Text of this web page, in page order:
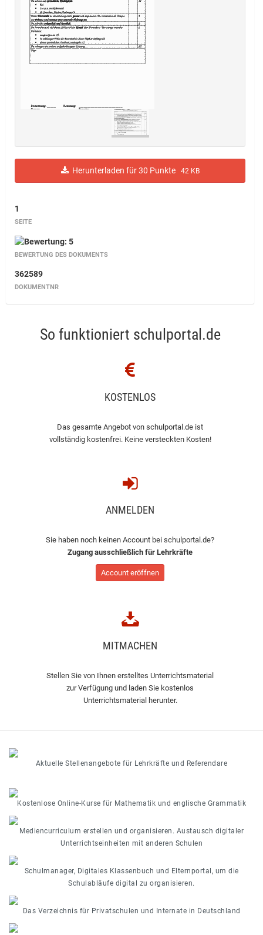
Herunterladen für 30 Punkte 42 KB
1
SEITE
BEWERTUNG DES DOKUMENTS
362589
DOKUMENTNR
So funktioniert schulportal.de
KOSTENLOS
Das gesamte Angebot von schulportal.de ist
vollständig kostenfrei. Keine versteckten Kosten!
ANMELDEN
Sie haben noch keinen Account bei schulportal.de?
Zugang ausschließlich für Lehrkräfte
Account eröffnen
MITMACHEN
Stellen Sie von Ihnen erstelltes Unterrichtsmaterial
zur Verfügung und laden Sie kostenlos
Unterrichtsmaterial herunter.
Aktuelle Stellenangebote für Lehrkräfte und Referendare
Kostenlose Online-Kurse für Mathematik und englische Grammatik
Mediencurriculum erstellen und organisieren. Austausch digitaler
Unterrichtseinheiten mit anderen Schulen
Schulmanager, Digitales Klassenbuch und Elternportal, um die
Schulabläufe digital zu organisieren.
Das Verzeichnis für Privatschulen und Internate in Deutschland